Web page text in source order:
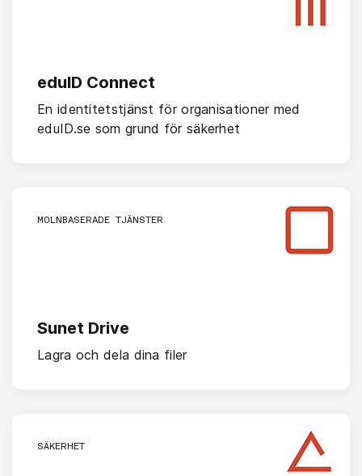
eduID Connect
En identitetstjänst för organisationer med
eduID.se som grund för säkerhet
MOLNBASERADE TJÄNSTER
Sunet Drive
Lagra och dela dina filer
SÄKERHET